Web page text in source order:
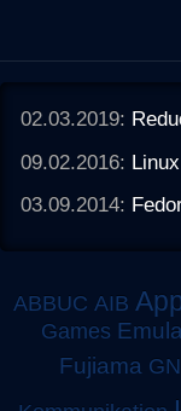
02.03.2019:
09.02.2016:
03.09.2014:
ABBUC AIB
Games
Fujiama